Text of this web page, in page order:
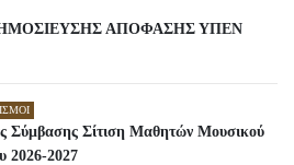
ΑΠΟΦΑΣΗΣ ΥΠΕΝ
Σύμβασης Σίτιση Μαθητών Μουσικού
2026-2027